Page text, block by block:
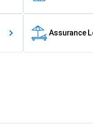
Assurance